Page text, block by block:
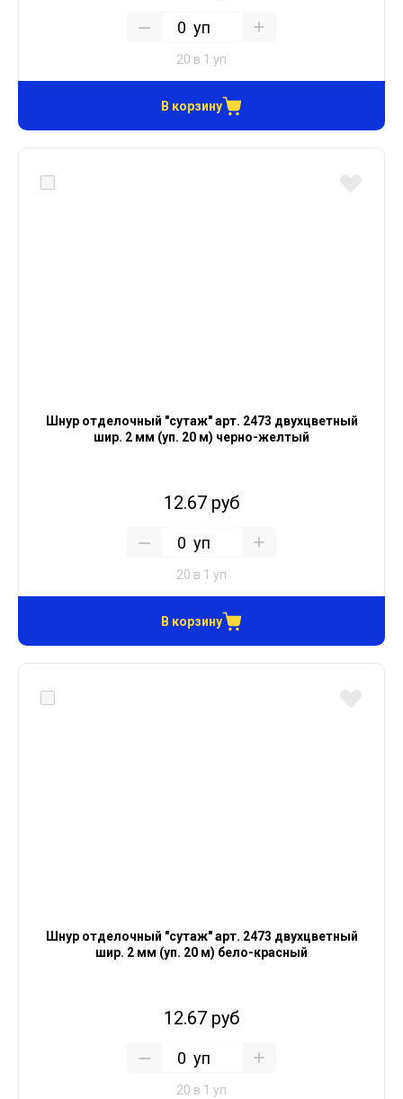
уп
20 в 1 уп
В корзину
Шнур отделочный "сутаж" арт. 2473 двухцветный
шир. 2 мм (уп. 20 м) черно-желтый
12.67 руб
уп
20 в 1 уп
В корзину
Шнур отделочный "сутаж" арт. 2473 двухцветный
шир. 2 мм (уп. 20 м) бело-красный
12.67 руб
уп
20 в 1 уп